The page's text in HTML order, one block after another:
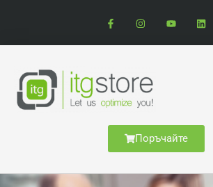
Поръчайте